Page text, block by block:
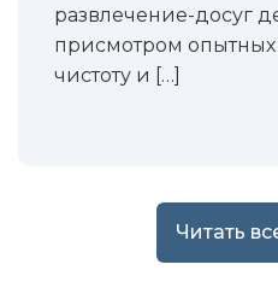
развлечение-досуг
присмотром опытных
чистоту и […]
Читать